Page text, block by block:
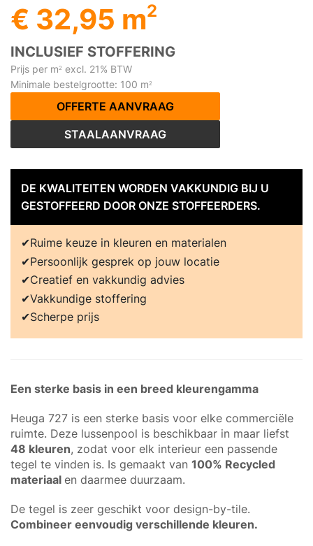
€ 32,95 m2
INCLUSIEF STOFFERING
Prijs per m2 excl. 21% BTW
Minimale bestelgrootte: 100 m2
OFFERTE AANVRAAG
STAALAANVRAAG
DE KWALITEITEN WORDEN VAKKUNDIG BIJ U
GESTOFFEERD DOOR ONZE STOFFEERDERS.
Ruime keuze in kleuren en materialen
Persoonlijk gesprek op jouw locatie
Creatief en vakkundig advies
Vakkundige stoffering
Scherpe prijs
Een sterke basis in een breed kleurengamma
Heuga 727 is een sterke basis voor elke commerciële
ruimte. Deze lussenpool is beschikbaar in maar liefst
48 kleuren, zodat voor elk interieur een passende
tegel te vinden is. Is gemaakt van 100% Recycled
materiaal en daarmee duurzaam.
De tegel is zeer geschikt voor design-by-tile.
Combineer eenvoudig verschillende kleuren.